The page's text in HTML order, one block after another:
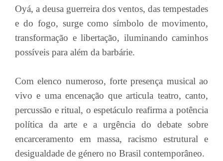
Oyá, a deusa guerreira dos ventos, das tempestades
e do fogo, surge como símbolo de movimento,
transformação e libertação, iluminando caminhos
possíveis para além da barbárie.
Com elenco numeroso, forte presença musical ao
vivo e uma encenação que articula teatro, canto,
percussão e ritual, o espetáculo reafirma a potência
política da arte e a urgência do debate sobre
encarceramento em massa, racismo estrutural e
desigualdade de género no Brasil contemporâneo.